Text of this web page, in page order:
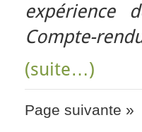
expérience
Compte-
(suite…)
Page suivante »